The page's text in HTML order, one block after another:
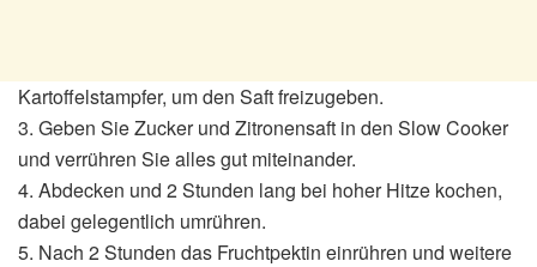
Kartoffelstampfer, um den Saft freizugeben.
3. Geben Sie Zucker und Zitronensaft in den Slow Cooker
und verrühren Sie alles gut miteinander.
4. Abdecken und 2 Stunden lang bei hoher Hitze kochen,
dabei gelegentlich umrühren.
5. Nach 2 Stunden das Fruchtpektin einrühren und weitere